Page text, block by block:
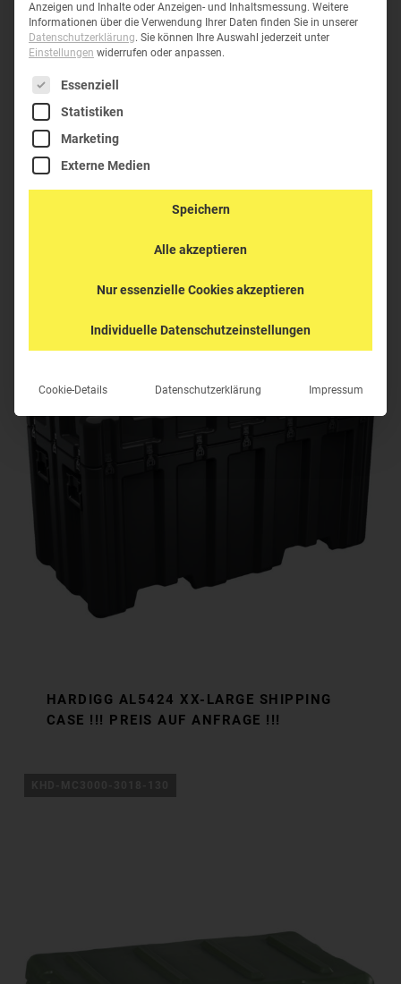
HARDIGG CLASSIC V-SERIES-4U !!! PREIS
AUF ANFRAGE !!!
HARDIGG AL5424 XX-LARGE SHIPPING
CASE !!! PREIS AUF ANFRAGE !!!
KHD-AL5424-2306-110
Anzeigen und Inhalte oder Anzeigen- und Inhaltsmessung. Weitere
Informationen über die Verwendung Ihrer Daten finden Sie in unserer
Datenschutzerklärung. Sie können Ihre Auswahl jederzeit unter
Einstellungen widerrufen oder anpassen.
Es folgt eine Liste der Service-Gruppen, für die eine
Essenziell
Statistiken
Marketing
Externe Medien
Speichern
Alle akzeptieren
Nur essenzielle Cookies akzeptieren
Individuelle Datenschutzeinstellungen
Cookie-Details Datenschutzerklärung Impressum